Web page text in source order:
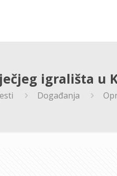
igrališta u
Događanja